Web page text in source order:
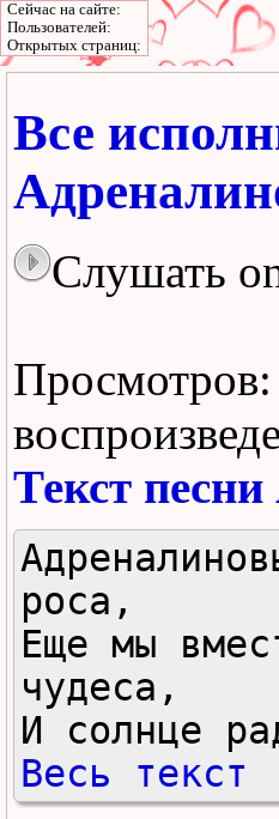
Все
Слушать
Текст
роса,
Еще мы
чудеса,
И солнце
Весь текст
Сейчас на сайте:
Пользователей:
Открытых страниц: